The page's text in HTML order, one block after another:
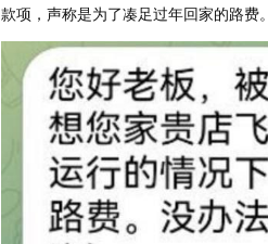
款项，声称是为了凑足过年回家的路费。